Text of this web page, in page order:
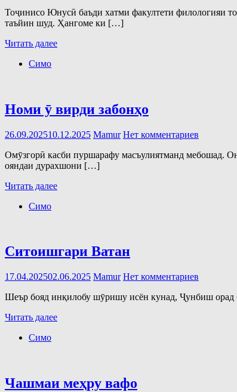
Тоҷинисо Юнусӣ баъди хатми факултети филологияи
таъйин шуд. Ҳангоме ки […]
Читать далее
Симо
Номи ӯ вирди забонҳо
26.09.202510.12.2025 Mamur Нет комментариев
Омӯзгорӣ касби пуршарафу масъулиятманд мебошад.
ояндаи дурахшони […]
Читать далее
Симо
Ситоишгари Ватан
17.04.202502.06.2025 Mamur Нет комментариев
Шеър бояд инқилобу шӯришу исён кунад, Ҷунбиш
Читать далее
Симо
Чашмаи меҳру вафо